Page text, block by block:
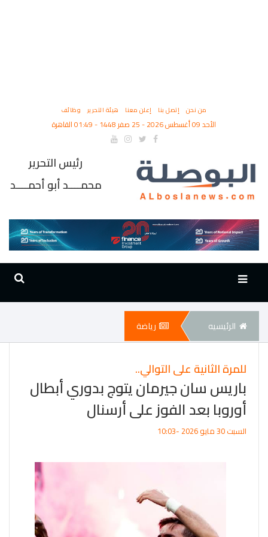
من نحن إتصل بنا إعلن معنا هيئة التحرير وظائف
الأحد 09 أغسطس 2026 - 25 صفر 1448 - 01:49 القاهرة
رئيس التحرير
محمــــد أبو أحمــــد
الرئيسيه رياضة
للمرة الثانية على التوالي..
باريس سان جيرمان يتوج بدوري أبطال
أوروبا بعد الفوز على أرسنال
السبت 30 مايو 2026 -10:03